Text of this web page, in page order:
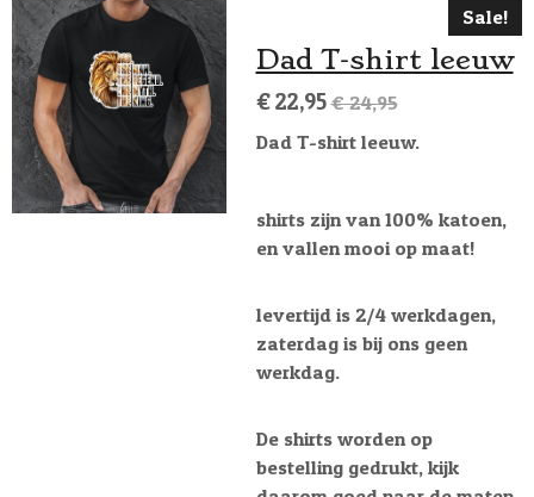
Sale!
Dad T-shirt leeuw
€ 22,95 € 24,95
Dad T-shirt leeuw.
shirts zijn van 100% katoen,
en vallen mooi op maat!
levertijd is 2/4 werkdagen,
zaterdag is bij ons geen
werkdag.
De shirts worden op
bestelling gedrukt, kijk